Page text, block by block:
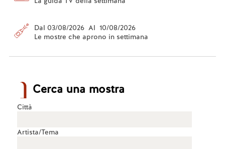
Dal 03/08/2026 Al 10/08/2026
Le mostre che aprono in settimana
Cerca una mostra
Città
Artista/Tema